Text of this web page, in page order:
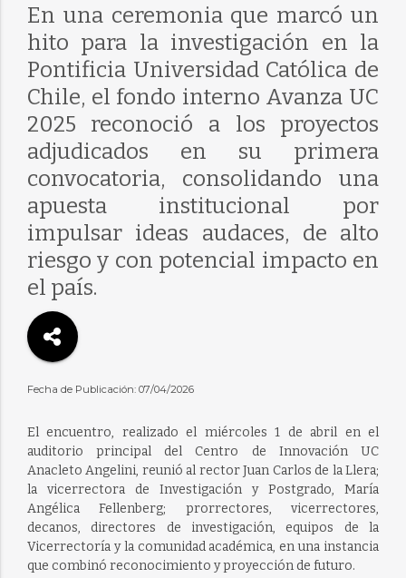
En una ceremonia que marcó un
hito para la investigación en la
Pontificia Universidad Católica de
Chile, el fondo interno Avanza UC
2025 reconoció a los proyectos
adjudicados en su primera
convocatoria, consolidando una
apuesta institucional por
impulsar ideas audaces, de alto
riesgo y con potencial impacto en
el país.
Fecha de Publicación: 07/04/2026
El encuentro, realizado el miércoles 1 de abril en el
auditorio principal del Centro de Innovación UC
Anacleto Angelini, reunió al rector Juan Carlos de la Llera;
la vicerrectora de Investigación y Postgrado, María
Angélica Fellenberg; prorrectores, vicerrectores,
decanos, directores de investigación, equipos de la
Vicerrectoría y la comunidad académica, en una instancia
que combinó reconocimiento y proyección de futuro.